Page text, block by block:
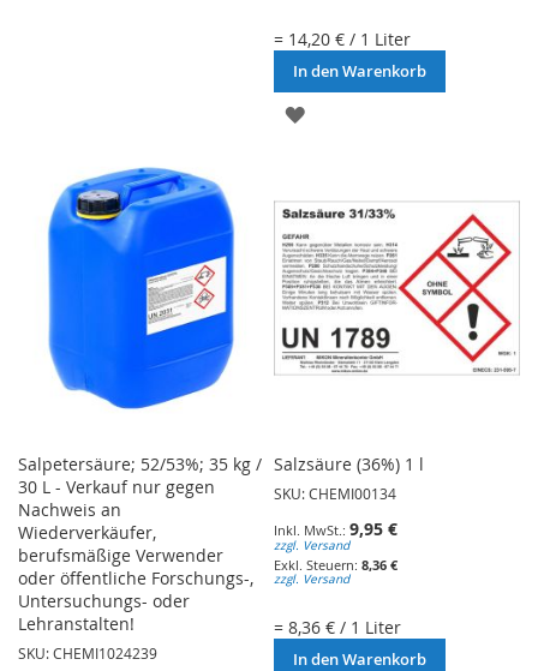
= 14,20 € / 1 Liter
In den Warenkorb
ZUR
HINZUFÜGEN
Salpetersäure; 52/53%; 35 kg /
30 L - Verkauf nur gegen
Nachweis an
Wiederverkäufer,
berufsmäßige Verwender
oder öffentliche Forschungs-,
Untersuchungs- oder
Lehranstalten!
SKU: CHEMI1024239
Salzsäure (36%) 1 l
SKU: CHEMI00134
9,95 €
zzgl. Versand
8,36 €
zzgl. Versand
= 8,36 € / 1 Liter
In den Warenkorb